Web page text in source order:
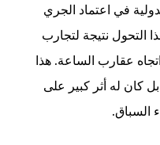
الدولية في اعتماد الجري
التحول نتيجة لتجارب
عقارب الساعة. هذا
كان له أثر كبير على
السباق.